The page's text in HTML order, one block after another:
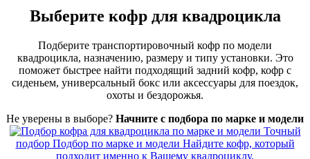
Выберите кофр для квадроцикла
Подберите транспортировочный кофр по модели
квадроцикла, назначению, размеру и типу установки. Это
поможет быстрее найти подходящий задний кофр, кофр с
сиденьем, универсальный бокс или аксессуары для поездок,
охоты и бездорожья.
Не уверены в выборе? Начните с подбора по марке и модели
Точный
подбор Подбор по марке и модели Найдите кофр, который
подходит именно к Вашему квадроциклу.